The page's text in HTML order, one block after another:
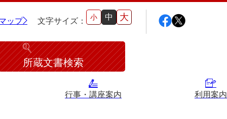
ップ 文字サイズ： 小 中 大
所蔵文書検索
行事・講座案内 利用案内